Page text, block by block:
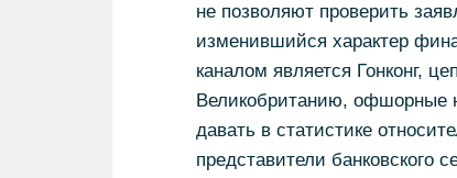
не позволяют проверить
изменившийся характер
каналом является Гонконг,
Великобританию, офшорные
давать в статистике
представители банковского